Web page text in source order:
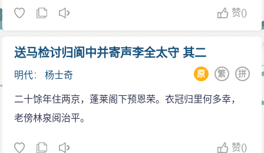
年，明成祖回到南京，召问杨士奇太子监国的情况。他
称太子孝敬，并说：“太子天资高，有过错必知，然后必
改。其存有爱人之心，绝对不会辜负陛下重托。”朱棣听
后大悦。永乐十一年遇到日食，礼部尚书吕震请求不要
谮言太子。当朱棣北征归还后，太子迎驾迟缓，朱棣气
赞()
送马检讨归阆中并寄声李全太守 其二
明代：杨士奇 拼
繁
原
二十馀年住两京，蓬莱阁下预恩荣。衣冠归里何多幸，
老傍林泉阅治平。
赞()